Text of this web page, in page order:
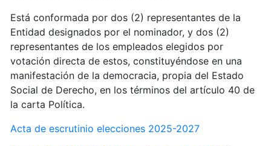
Está conformada por dos (2) representantes de la
Entidad designados por el nominador, y dos (2)
representantes de los empleados elegidos por
votación directa de estos, constituyéndose en una
manifestación de la democracia, propia del Estado
Social de Derecho, en los términos del artículo 40 de
la carta Política.
Acta de escrutinio elecciones 2025-2027